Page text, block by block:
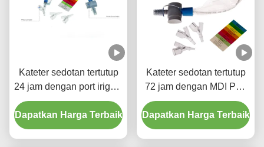
Kateter sedotan tertutup
24 jam dengan port irigasi
/ Neonatal / Pediatrik /
Anak / Anak besar
Dapatkan Harga Terbaik
Kateter sedotan tertutup
72 jam dengan MDI Port
& Vacuum Control Valve
Dapatkan Harga Terbaik